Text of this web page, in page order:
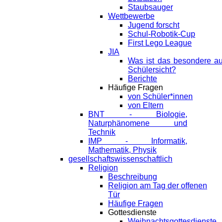
Staubsauger
Wettbewerbe
Jugend forscht
Schul-Robotik-Cup
First Lego League
JIA
Was ist das besondere
Schülersicht?
Berichte
Häufige Fragen
von Schüler*innen
von Eltern
BNT - Biologie,
Naturphänomene und
Technik
IMP - Informatik,
Mathematik, Physik
gesellschaftswissenschaftlich
Religion
Beschreibung
Religion am Tag der offenen
Tür
Häufige Fragen
Gottesdienste